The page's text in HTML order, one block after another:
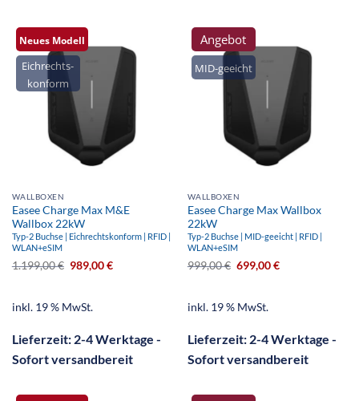
Eichrechts-
konform
Neues Modell
WALLBOXEN
Easee Charge Max M&E
Wallbox 22kW
Typ-2 Buchse | Eichrechtskonform | RFID |
WLAN+eSIM
1.199,00€ 989,00€
inkl. 19 % MwSt.
Lieferzeit: 2-4 Werktage -
Sofort versandbereit
MID-geeicht
Angebot
WALLBOXEN
Easee Charge Max Wallbox
22kW
Typ-2 Buchse | MID-geeicht | RFID |
WLAN+eSIM
999,00€ 699,00€
inkl. 19 % MwSt.
Lieferzeit: 2-4 Werktage -
Sofort versandbereit